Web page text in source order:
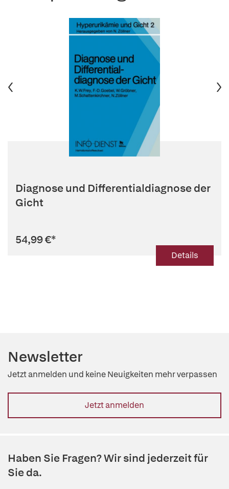
Diagnose und Differentialdiagnose der
Gicht
54,99 €*
Details
Newsletter
Jetzt anmelden und keine Neuigkeiten mehr verpassen
Jetzt anmelden
Haben Sie Fragen? Wir sind jederzeit für
Sie da.